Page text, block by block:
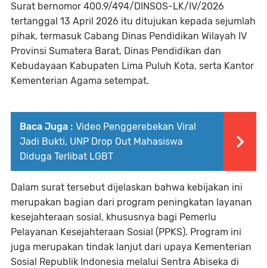
Surat bernomor 400.9/494/DINSOS-LK/IV/2026
tertanggal 13 April 2026 itu ditujukan kepada sejumlah
pihak, termasuk Cabang Dinas Pendidikan Wilayah IV
Provinsi Sumatera Barat, Dinas Pendidikan dan
Kebudayaan Kabupaten Lima Puluh Kota, serta Kantor
Kementerian Agama setempat.
Baca Juga : Video Penggerebekan Viral
Jadi Bukti, UNP Drop Out Mahasiswa
Diduga Terlibat LGBT
Dalam surat tersebut dijelaskan bahwa kebijakan ini
merupakan bagian dari program peningkatan layanan
kesejahteraan sosial, khususnya bagi Pemerlu
Pelayanan Kesejahteraan Sosial (PPKS). Program ini
juga merupakan tindak lanjut dari upaya Kementerian
Sosial Republik Indonesia melalui Sentra Abiseka di